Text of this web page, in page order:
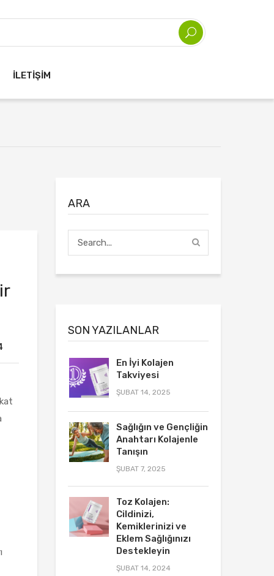
İLETIŞIM
ARA
SON YAZILANLAR
En İyi Kolajen
Takviyesi
ŞUBAT 14, 2025
Sağlığın ve Gençliğin
Anahtarı Kolajenle
Tanışın
ŞUBAT 7, 2025
Toz Kolajen:
Cildinizi,
Kemiklerinizi ve
Eklem Sağlığınızı
Destekleyin
ŞUBAT 14, 2024